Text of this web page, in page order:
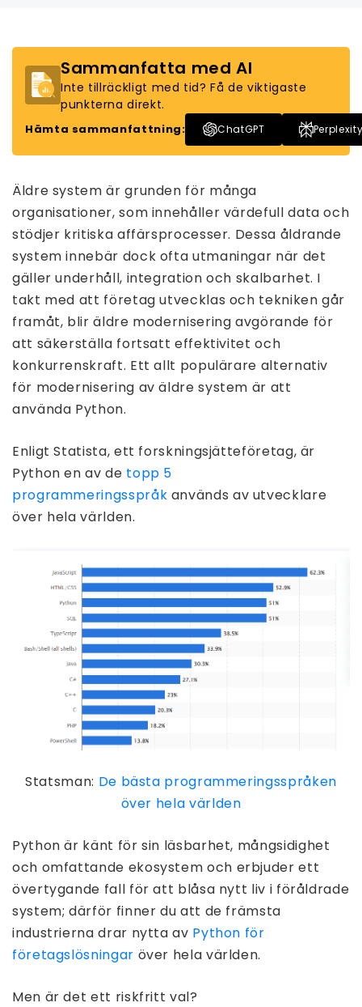
Sammanfatta med AI
Inte tillräckligt med tid? Få de viktigaste
punkterna direkt.
Hämta sammanfattning: ChatGPT
Äldre system är grunden för många
organisationer, som innehåller värdefull data och
stödjer kritiska affärsprocesser. Dessa åldrande
system innebär dock ofta utmaningar när det
gäller underhåll, integration och skalbarhet. I
takt med att företag utvecklas och tekniken går
framåt, blir äldre modernisering avgörande för
att säkerställa fortsatt effektivitet och
konkurrenskraft. Ett allt populärare alternativ
för modernisering av äldre system är att
använda Python.
Enligt Statista, ett forskningsjätteföretag, är
Python en av de topp 5
programmeringsspråk används av utvecklare
över hela världen.
Statsman: De bästa programmeringsspråken
över hela världen
Python är känt för sin läsbarhet, mångsidighet
och omfattande ekosystem och erbjuder ett
övertygande fall för att blåsa nytt liv i föråldrade
system; därför finner du att de främsta
industrierna drar nytta av Python för
företagslösningar över hela världen.
Men är det ett riskfritt val?